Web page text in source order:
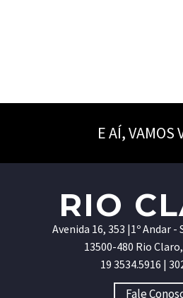
E AÍ, VAMOS
RIO
Avenida 16, 353 |1º Andar -
13500-480 Rio
19 3534.5916 |
Fale